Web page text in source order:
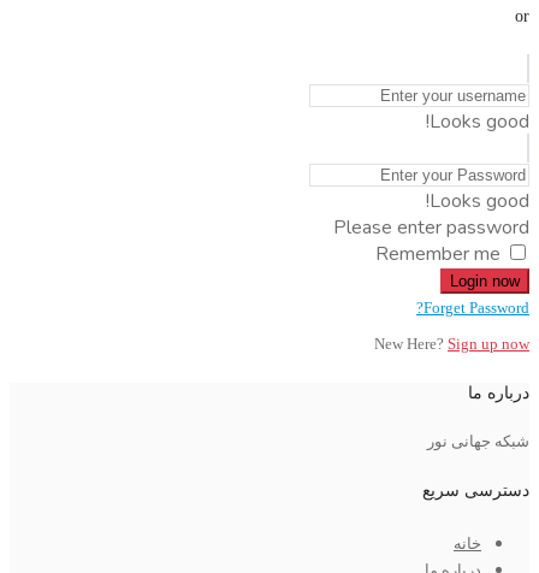
or
Looks good!
Looks good!
Please enter password
Remember me
Login now
Forget Password?
New Here? Sign up now
درباره ما
شبکه جهانی نور
دسترسی سریع
خانه